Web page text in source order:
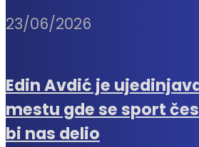
23/06/2026
Edin Avdić je
mestu gde se sport
bi nas delio